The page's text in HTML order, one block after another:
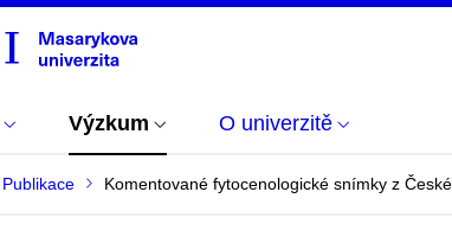
Výzkum O univerzitě
Publikace Komentované fytocenologické snímky z